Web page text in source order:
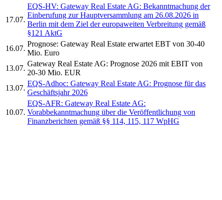
17.07.
EQS-HV: Gateway Real Estate AG: Bekanntmachung der
Einberufung zur Hauptversammlung am 26.08.2026 in
Berlin mit dem Ziel der europaweiten Verbreitung gemäß
§121 AktG
16.07.
Prognose: Gateway Real Estate erwartet EBT von 30-40
Mio. Euro
13.07.
Gateway Real Estate AG: Prognose 2026 mit EBIT von
20-30 Mio. EUR
13.07.
EQS-Adhoc: Gateway Real Estate AG: Prognose für das
Geschäftsjahr 2026
10.07.
EQS-AFR: Gateway Real Estate AG:
Vorabbekanntmachung über die Veröffentlichung von
Finanzberichten gemäß §§ 114, 115, 117 WpHG